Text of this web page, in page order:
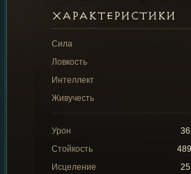
ХАРАКТЕРИСТИКИ
Сила
Ловкость
Интеллект
Живучесть
Урон
Стойкость
Исцеление